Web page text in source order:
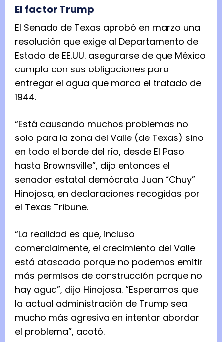
El factor Trump
El Senado de Texas aprobó en marzo una
resolución que exige al Departamento de
Estado de EE.UU. asegurarse de que México
cumpla con sus obligaciones para
entregar el agua que marca el tratado de
1944.
“Está causando muchos problemas no
solo para la zona del Valle (de Texas) sino
en todo el borde del río, desde El Paso
hasta Brownsville”, dijo entonces el
senador estatal demócrata Juan “Chuy”
Hinojosa, en declaraciones recogidas por
el Texas Tribune.
“La realidad es que, incluso
comercialmente, el crecimiento del Valle
está atascado porque no podemos emitir
más permisos de construcción porque no
hay agua”, dijo Hinojosa. “Esperamos que
la actual administración de Trump sea
mucho más agresiva en intentar abordar
el problema”, acotó.